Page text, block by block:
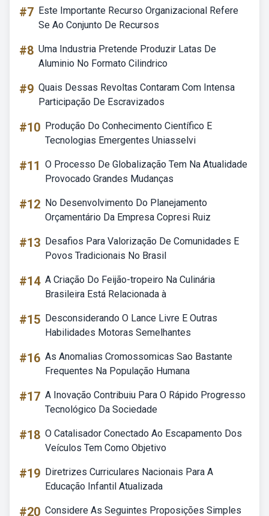
#7 Este Importante Recurso Organizacional Refere
Se Ao Conjunto De Recursos
#8 Uma Industria Pretende Produzir Latas De
Aluminio No Formato Cilindrico
#9 Quais Dessas Revoltas Contaram Com Intensa
Participação De Escravizados
#10 Produção Do Conhecimento Científico E
Tecnologias Emergentes Uniasselvi
#11 O Processo De Globalização Tem Na Atualidade
Provocado Grandes Mudanças
#12 No Desenvolvimento Do Planejamento
Orçamentário Da Empresa Copresi Ruiz
#13 Desafios Para Valorização De Comunidades E
Povos Tradicionais No Brasil
#14 A Criação Do Feijão-tropeiro Na Culinária
Brasileira Está Relacionada à
#15 Desconsiderando O Lance Livre E Outras
Habilidades Motoras Semelhantes
#16 As Anomalias Cromossomicas Sao Bastante
Frequentes Na População Humana
#17 A Inovação Contribuiu Para O Rápido Progresso
Tecnológico Da Sociedade
#18 O Catalisador Conectado Ao Escapamento Dos
Veículos Tem Como Objetivo
#19 Diretrizes Curriculares Nacionais Para A
Educação Infantil Atualizada
#20 Considere As Seguintes Proposições Simples